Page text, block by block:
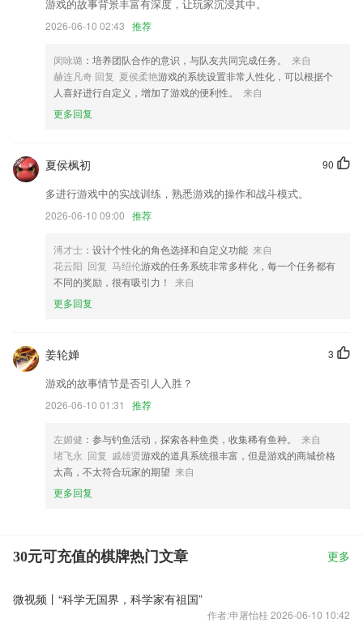
修复了在某些情况下导入 PDF 时创建空白文档的问题
【任务中心】任务中心全新升级，操作更流畅！
周末加班，没空参加模拟考？用手机就可以搞定
快来邀请小伙伴一起制作视频吧！
联系我们
以上就是30元可充值的棋牌的介绍，如果您喜欢这款软件，您可以到应
优化修改。
游戏的故事背景丰富有深度，让玩家沉浸其中。
2026-06-10 02:43 推荐
闵咏璐 ：培养团队合作的意识，与队友共同完成任务。
来自
赫连凡奇 回复 夏侯柔艳游戏的系统设置非常人性化，可以根据个
人喜好进行自定义，增加了游戏的便利性。
来自
更多回复
90
夏侯枫初
多进行游戏中的实战训练，熟悉游戏的操作和战斗模式。
2026-06-10 09:00 推荐
溥才士 ：设计个性化的角色选择和自定义功能 来自
花云阳 回复 马绍伦游戏的任务系统非常多样化，每一个任务都有
不同的奖励，很有吸引力！
来自
更多回复
3
姜轮婵
游戏的故事情节是否引人入胜？
2026-06-10 01:31 推荐
左媚健 ：参与钓鱼活动，探索各种鱼类，收集稀有鱼种。
来自
堵飞永 回复 戚雄贤游戏的道具系统很丰富，但是游戏的商城价格
太高，不太符合玩家的期望 来自
更多回复
30元可充值的棋牌热门文章 更多
微视频丨“科学无国界，科学家有祖国”
作者:申屠怡桂 2026-06-10 10:42